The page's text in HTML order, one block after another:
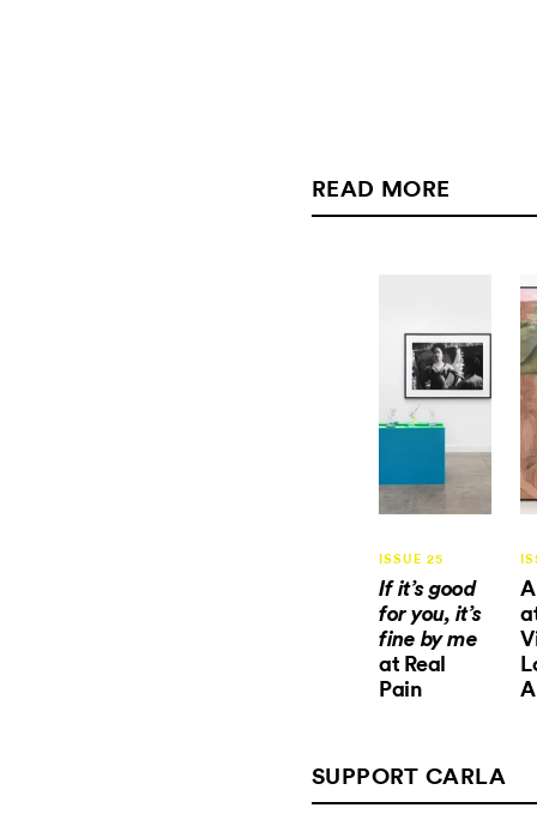
READ MORE
ISSUE 25
If it’s good
for you, it’s
fine by me
at Real
Pain
SUPPORT CARLA